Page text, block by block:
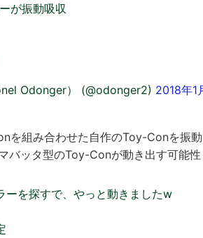
が振動吸収
Odonger） (@odonger2) 2018年1
を組み合わせた自作のToy-Conを振
バッタ型のToy-Conが動き出す可能性
ーを探すで、やっと動きましたw